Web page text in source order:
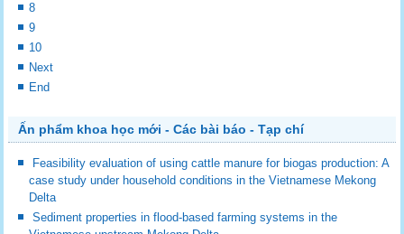
8
9
10
Next
End
Ấn phẩm khoa học mới - Các bài báo - Tạp chí
Feasibility evaluation of using cattle manure for biogas production: A
case study under household conditions in the Vietnamese Mekong
Delta
Sediment properties in flood-based farming systems in the